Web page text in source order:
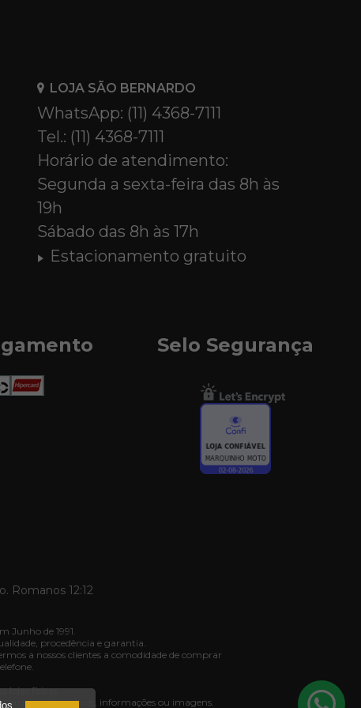
LOJA SÃO BERNARDO
WhatsApp: (11) 4368-7111
Tel.: (11) 4368-7111
Horário de atendimento:
Segunda a sexta-feira das 8h às
19h
Sábado das 8h às 17h
Estacionamento gratuito
Selo Segurança
Romanos 12:12
Junho de 1991.
procedência e garantia.
a nossos clientes a comodidade de comprar
lojas físicas.
de valores, informações ou imagens.